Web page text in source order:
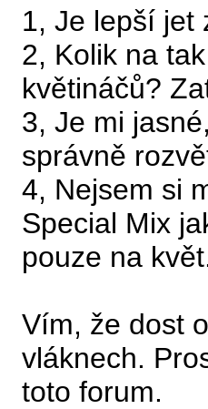
1, Je lepší jet
2, Kolik na
květináčů?
3, Je mi
správně
4, Nejsem si
Special Mix
pouze na
Vím, že dost
vláknech.
toto forum.